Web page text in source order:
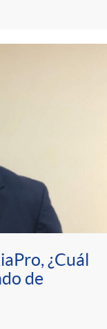
¿Cuál
de